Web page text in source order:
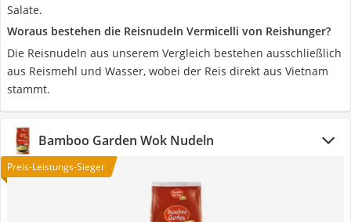
Salate.
Woraus bestehen die Reisnudeln Vermicelli von Reishunger?
Die Reisnudeln aus unserem Vergleich bestehen ausschließlich
aus Reismehl und Wasser, wobei der Reis direkt aus Vietnam
stammt.
Bamboo Garden Wok Nudeln
Preis-Leistungs-Sieger